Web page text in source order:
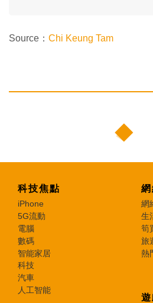
Source： Chi Keung Tam
科技焦點
iPhone
5G流動
電腦
數碼
智能家居
科技
汽車
人工智能
網
生
筍
旅
熱